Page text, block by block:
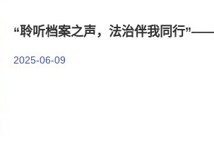
“聆听档案之声，法治伴我同行
2025-06-09